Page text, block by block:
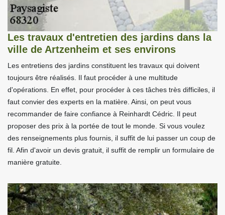
Les travaux d'entretien des jardins dans la
ville de Artzenheim et ses environs
Les entretiens des jardins constituent les travaux qui doivent
toujours être réalisés. Il faut procéder à une multitude
d'opérations. En effet, pour procéder à ces tâches très difficiles, il
faut convier des experts en la matière. Ainsi, on peut vous
recommander de faire confiance à Reinhardt Cédric. Il peut
proposer des prix à la portée de tout le monde. Si vous voulez
des renseignements plus fournis, il suffit de lui passer un coup de
fil. Afin d'avoir un devis gratuit, il suffit de remplir un formulaire de
manière gratuite.